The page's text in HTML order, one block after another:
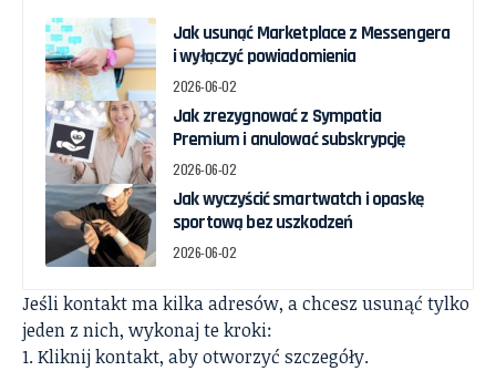
Jak usunąć Marketplace z Messengera
i wyłączyć powiadomienia
2026-06-02
Jak zrezygnować z Sympatia
Premium i anulować subskrypcję
2026-06-02
Jak wyczyścić smartwatch i opaskę
sportową bez uszkodzeń
2026-06-02
Jeśli kontakt ma kilka adresów, a chcesz usunąć tylko
jeden z nich, wykonaj te kroki:
Kliknij kontakt, aby otworzyć szczegóły.